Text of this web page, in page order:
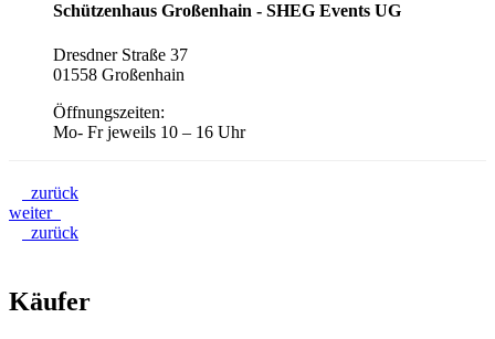
Schützenhaus Großenhain - SHEG Events UG
Dresdner Straße 37
01558 Großenhain
Öffnungszeiten:
Mo- Fr jeweils 10 – 16 Uhr
zurück
weiter
zurück
Käufer